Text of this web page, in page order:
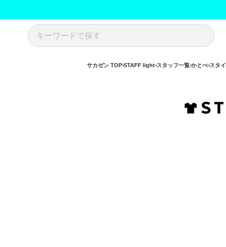
サカゼン TOP STAFF light スタッフ一覧 かとぺ スタ